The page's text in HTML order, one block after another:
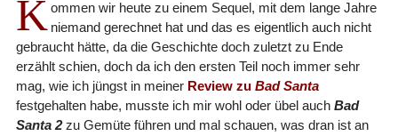
K ommen wir heute zu einem Sequel, mit dem lange Jahre
niemand gerechnet hat und das es eigentlich auch nicht
gebraucht hätte, da die Geschichte doch zuletzt zu Ende
erzählt schien, doch da ich den ersten Teil noch immer sehr
mag, wie ich jüngst in meiner Review zu Bad Santa
festgehalten habe, musste ich mir wohl oder übel auch Bad
Santa 2zu Gemüte führen und mal schauen, was dran ist an